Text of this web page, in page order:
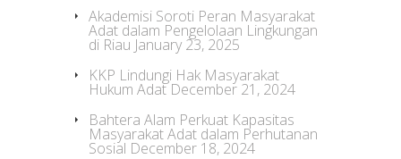
Akademisi Soroti Peran Masyarakat
Adat dalam Pengelolaan Lingkungan
di Riau January 23, 2025
KKP Lindungi Hak Masyarakat
Hukum Adat December 21, 2024
Bahtera Alam Perkuat Kapasitas
Masyarakat Adat dalam Perhutanan
Sosial December 18, 2024